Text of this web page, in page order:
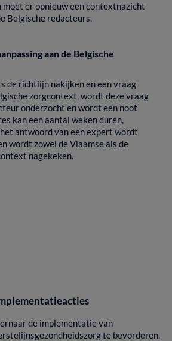
moet er opnieuw een contextnazicht
Belgische redacteurs.
aan de Belgische
de richtlijn nakijken en een vraag
zorgcontext, wordt deze vraag
onderzocht en wordt een noot
kan een aantal weken duren,
antwoord van een expert wordt
wordt zowel de Vlaamse als de
nagekeken.
de implementatie van
te bevorderen.